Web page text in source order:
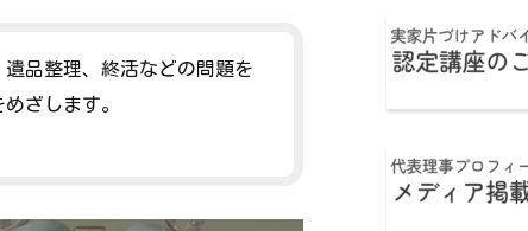
品整理、終活などの問題を
ざします。